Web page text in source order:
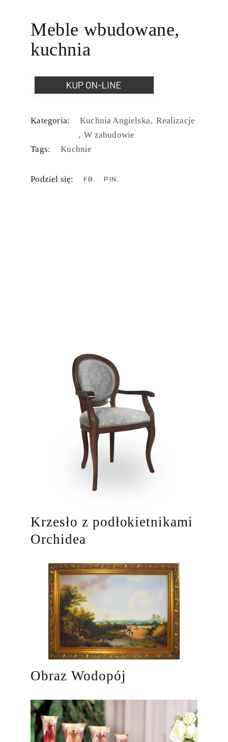
Meble wbudowane,
kuchnia
Kategoria: Kuchnia Angielska Realizacje
W zabudowie
Tags:
Kuchnie
Podziel się: FB PIN
Krzesło z podłokietnikami
Orchidea
Obraz Wodopój